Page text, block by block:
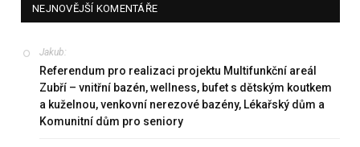
NEJNOVĚJŠÍ KOMENTÁŘE
Jakub:
Referendum pro realizaci projektu Multifunkční areál
Zubří – vnitřní bazén, wellness, bufet s dětským koutkem
a kuželnou, venkovní nerezové bazény, Lékařský dům a
Komunitní dům pro seniory